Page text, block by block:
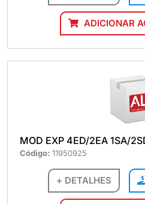
ADICIONAR
MOD EXP 4ED/2EA 1SA/
Código: 11950925
+ DETALHES